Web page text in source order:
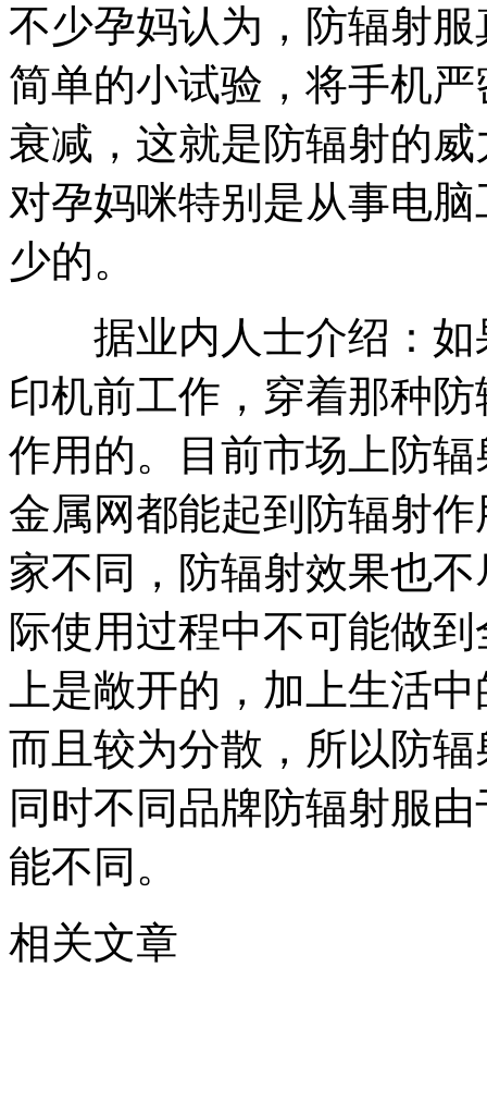
不少孕妈认为，防辐射
简单的小试验，将手机
衰减，这就是防辐射的
对孕妈咪特别是从事电
少的。
据业内人士介绍：如
印机前工作，穿着那种
作用的。目前市场上防
金属网都能起到防辐射
家不同，防辐射效果也
际使用过程中不可能做
上是敞开的，加上生活
而且较为分散，所以防
同时不同品牌防辐射服
能不同。
相关文章